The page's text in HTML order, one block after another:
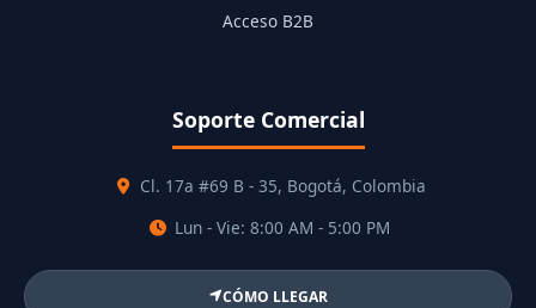
Acceso B2B
Soporte Comercial
Cl. 17a #69 B - 35, Bogotá, Colombia
Lun - Vie: 8:00 AM - 5:00 PM
CÓMO LLEGAR